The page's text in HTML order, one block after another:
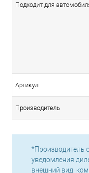
Подходит для
Артикул
Производитель
*Производитель
уведомления
внешний вид,